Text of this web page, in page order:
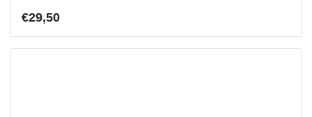
€29,50